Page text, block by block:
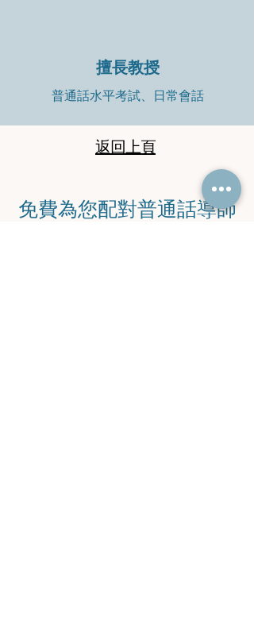
擅長教授
普通話水平考試、日常會話
返回上頁
​免費為您配對普通話導師